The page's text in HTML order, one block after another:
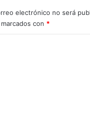
electrónico no será
con *